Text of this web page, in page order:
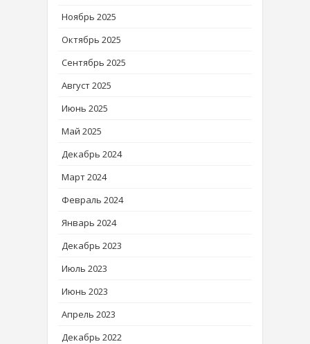
Ноябрь 2025
Октябрь 2025
Сентябрь 2025
Август 2025
Июнь 2025
Май 2025
Декабрь 2024
Март 2024
Февраль 2024
Январь 2024
Декабрь 2023
Июль 2023
Июнь 2023
Апрель 2023
Декабрь 2022